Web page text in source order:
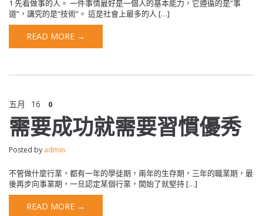
1 先看做事的人。 一件事情最好是一個人的基本能力，它遵循的是“事
道”，講究的是“技術”。 這是社會上最多的人 […]
READ MORE →
五月 16 0
需要成功就需要習慣優秀
Posted by admin
不管做什麼行業，都有一年的學徒期，兩年的生存期，三年的職業期，最
後再步向事業期，一旦認定某個行業，開始了就堅持 […]
READ MORE →